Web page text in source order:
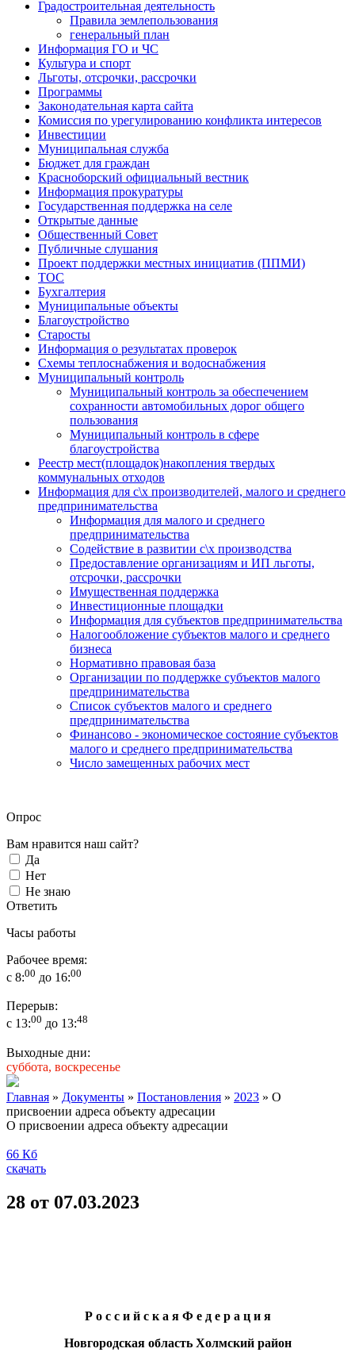
Градостроительная деятельность
Правила землепользования
генеральный план
Информация ГО и ЧС
Культура и спорт
Льготы, отсрочки, рассрочки
Программы
Законодательная карта сайта
Комиссия по урегулированию конфликта интересов
Инвестиции
Муниципальная служба
Бюджет для граждан
Красноборский официальный вестник
Информация прокуратуры
Государственная поддержка на селе
Открытые данные
Общественный Совет
Публичные слушания
Проект поддержки местных инициатив (ППМИ)
ТОС
Бухгалтерия
Муниципальные объекты
Благоустройство
Старосты
Информация о результатах проверок
Схемы теплоснабжения и водоснабжения
Муниципальный контроль
Муниципальный контроль за обеспечением
сохранности автомобильных дорог общего
пользования
Муниципальный контроль в сфере
благоустройства
Реестр мест(площадок)накопления твердых
коммунальных отходов
Информация для с\х производителей, малого и среднего
предпринимательства
Информация для малого и среднего
предпринимательства
Содействие в развитии с\х производства
Предоставление организациям и ИП льготы,
отсрочки, рассрочки
Имущественная поддержка
Инвестиционные площадки
Информация для субъектов предпринимательства
Налогообложение субъектов малого и среднего
бизнеса
Нормативно правовая база
Организации по поддержке субъектов малого
предпринимательства
Список субъектов малого и среднего
предпринимательства
Финансово - экономическое состояние субъектов
малого и среднего предпринимательства
Число замещенных рабочих мест
Опрос
Вам нравится наш сайт?
Да
Нет
Не знаю
Ответить
Часы работы
Рабочее время:
с 8:00 до 16:00
Перерыв:
с 13:00 до 13:48
Выходные дни:
суббота, воскресенье
Главная » Документы » Постановления » 2023 » О
присвоении адреса объекту адресации
О присвоении адреса объекту адресации
66 Кб
скачать
28 от 07.03.2023
Р о с с и й с к а я Ф е д е р а ц и я
Новгородская область Холмский район